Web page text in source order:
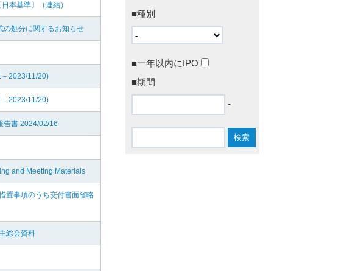
本基準〕（連結）
の処分に関するお知らせ
2023/11/20)
2023/11/20)
告書 2024/02/16
and Meeting Materials
置事項のうち交付書面省略
総会資料
■種別
■一年以内にIPO
■期間
-